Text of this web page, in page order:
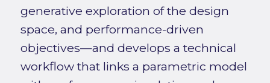
generative exploration of the design
space, and performance-driven
objectives—and develops a technical
workflow that links a parametric model